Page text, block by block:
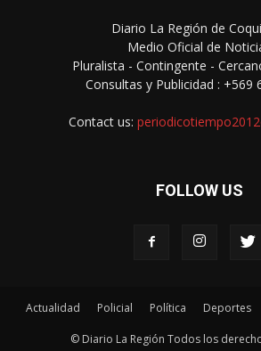
Diario La Región de
Medio Oficial de
Pluralista - Contingente -
Consultas y Publicidad : +569
Contact us:
FOLLOW US
Actualidad Policial Política Deportes
© Diario La Región Todos los